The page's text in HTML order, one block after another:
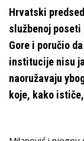
Hrvatski
službenoj
Gore i poručio
institucije nisu
naoružavaju
koje, kako